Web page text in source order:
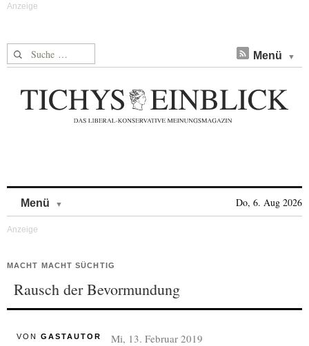
Suche nach: Menü
Menü Do, 6. Aug 2026
MACHT MACHT SÜCHTIG
Rausch der Bevormundung
VON GASTAUTOR Mi, 13. Februar 2019